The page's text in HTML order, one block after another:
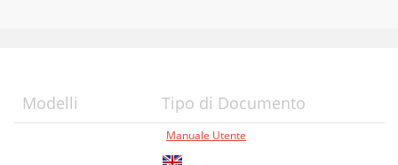
Modelli Tipo di Documento
Manuale Utente